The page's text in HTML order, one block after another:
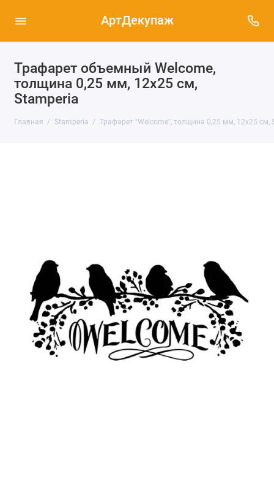
АртДекупаж
Трафарет объемный Welcome,
толщина 0,25 мм, 12х25 см,
Stamperia
Главная Stamperia Трафарет "Welcome", толщина 0,25 мм, 12х25 см,